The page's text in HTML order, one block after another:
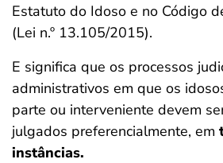
Estatuto do Idoso e no Código
(Lei n.º 13.105/2015).
E significa que os processos
administrativos em que os
parte ou interveniente devem
julgados preferencialmente, em
instâncias.